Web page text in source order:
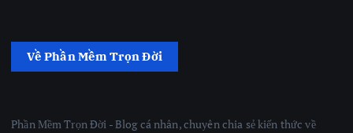
Về Phần Mềm Trọn Đời
Phần Mềm Trọn Đời - Blog cá nhân, chuyên chia sẻ kiến thức về